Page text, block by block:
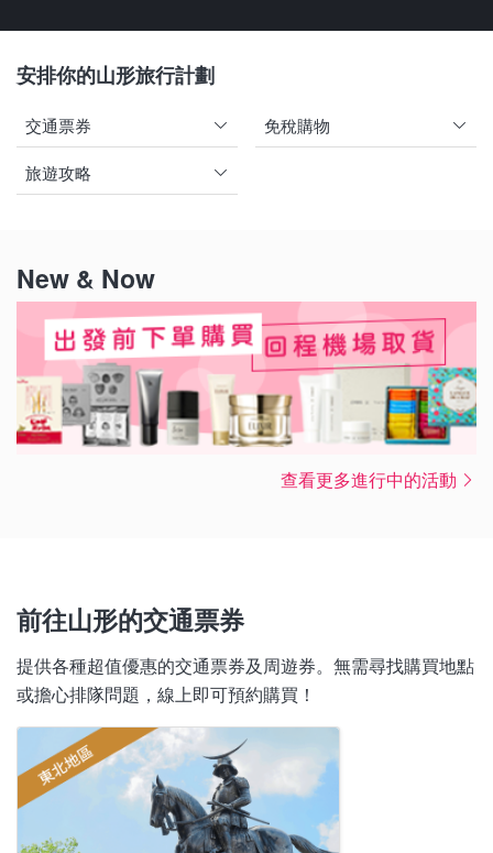
安排你的山形旅行計劃
交通票券 免稅購物
旅遊攻略
New & Now
查看更多進行中的活動
前往山形的交通票券
提供各種超值優惠的交通票券及周遊券。無需尋找購買地點
或擔心排隊問題，線上即可預約購買！